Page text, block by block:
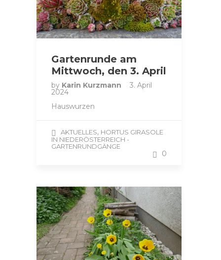
Gartenrunde am
Mittwoch, den 3. April
by Karin Kurzmann 3. April
2024
Hauswurzen
AKTUELLES, HORTUS GIRASOLE
IN NIEDERÖSTERREICH -
GARTENRUNDGÄNGE
0